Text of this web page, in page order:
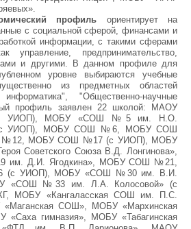
профиль ориентирует на
с социальной сферой, финансами и
информации, с такими сферами
управление, предпринимательство,
и другими. В данном профиле для
уровне выбираются учебные
из предметных областей
"Общественно-научные
профиль заявлен 22 школой: МАОУ
МОБУ «СОШ №5 им. Н.О.
(с УИОП), МОБУ СОШ №6, МОБУ СОШ
МОБУ СОШ №17 (с УИОП), МОБУ
Советского Союза В.Д. Лонгинова»,
Д.И. Ягодкина», МОБУ СОШ №21,
УИОП), МОБУ «СОШ №30 им. В.И.
«СОШ №33 им. Л.А. Колосовой» (с
МОБУ «Кангаласская СОШ им. П.С.
СОШ», МОБУ «Мархинская
гимназия», МОБУ «Табагинская